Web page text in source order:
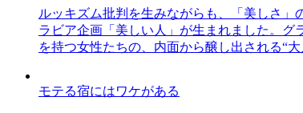
ルッキズム批判を生みながらも、「美しさ
ラビア企画「美しい人」が生まれました。グ
を持つ女性たちの、内面から醸し出される“
モテる宿にはワケがある